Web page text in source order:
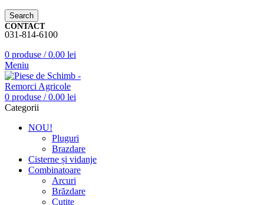
Search
CONTACT
031-814-6100
0 produse / 0.00 lei
Meniu
0 produse / 0.00 lei
Categorii
NOU!
Pluguri
Brazdare
Cisterne și vidanje
Combinatoare
Arcuri
Brăzdare
Cuțite